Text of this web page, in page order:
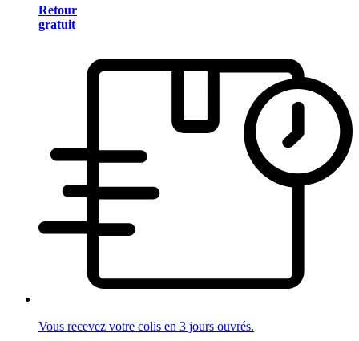
Retour
gratuit
Vous recevez votre colis en 3 jours ouvrés.